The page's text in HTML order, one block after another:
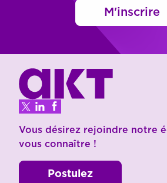
M'inscrire
Vous désirez rejoindre notre
vous connaître !
Postulez